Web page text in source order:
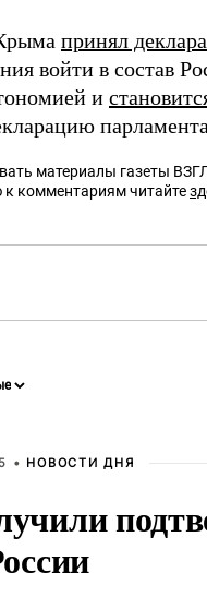
принял
войти в состав
и
материалы газеты
комментариям читайте
• НОВОСТИ ДНЯ